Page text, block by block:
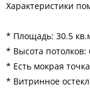
Характеристики
* Площадь: 30.5
* Высота потолков:
* Есть мокрая точка
* Витринное